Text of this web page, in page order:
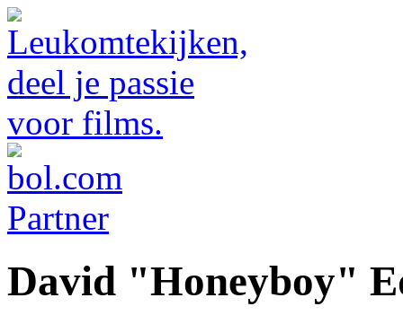
David "Honeyboy"